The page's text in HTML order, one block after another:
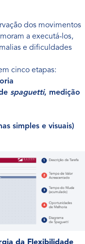
dos movimentos
a executá-los,
e dificuldades
cinco etapas:
spaguetti, medição
simples e visuais)